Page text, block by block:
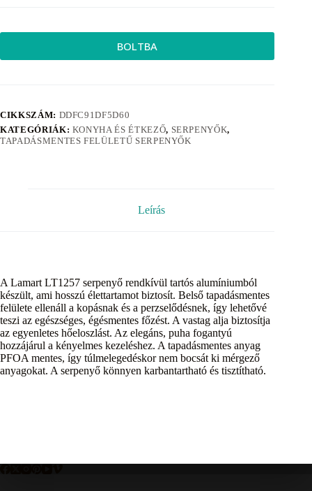
BOLTBA
CIKKSZÁM: DDFC91DF5D60
KATEGÓRIÁK: KONYHA ÉS ÉTKEZŐ, SERPENYŐK,
TAPADÁSMENTES FELÜLETŰ SERPENYŐK
Leírás
A Lamart LT1257 serpenyő rendkívül tartós alumíniumból
készült, ami hosszú élettartamot biztosít. Belső tapadásmentes
felülete ellenáll a kopásnak és a perzselődésnek, így lehetővé
teszi az egészséges, égésmentes főzést. A vastag alja biztosítja
az egyenletes hőeloszlást. Az elegáns, puha fogantyú
hozzájárul a kényelmes kezeléshez. A tapadásmentes anyag
PFOA mentes, így túlmelegedéskor nem bocsát ki mérgező
anyagokat. A serpenyő könnyen karbantartható és tisztítható.